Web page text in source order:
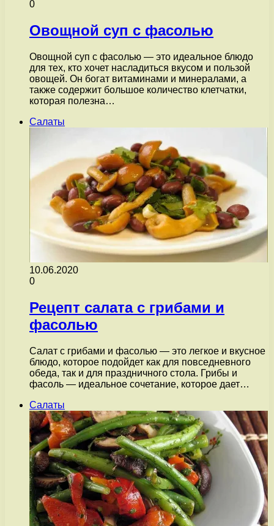
0
Овощной суп с фасолью
Овощной суп с фасолью — это идеальное блюдо
для тех, кто хочет насладиться вкусом и пользой
овощей. Он богат витаминами и минералами, а
также содержит большое количество клетчатки,
которая полезна…
Салаты
10.06.2020
0
Рецепт салата с грибами и
фасолью
Салат с грибами и фасолью — это легкое и вкусное
блюдо, которое подойдет как для повседневного
обеда, так и для праздничного стола. Грибы и
фасоль — идеальное сочетание, которое дает…
Салаты